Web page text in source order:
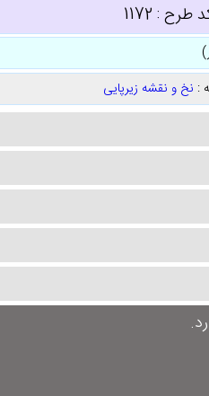
طرح : 1172
: نخ و نقشه زیرپایی